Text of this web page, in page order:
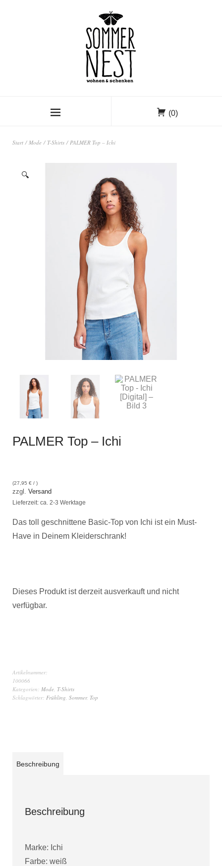
(0)
Start / Mode / T-Shirts / PALMER Top – Ichi
🔍
PALMER Top – Ichi
(27,95 € / )
zzgl. Versand
Lieferzeit: ca. 2-3 Werktage
Das toll geschnittene Basic-Top von Ichi ist ein Must-
Have in Deinem Kleiderschrank!
Dieses Produkt ist derzeit ausverkauft und nicht
verfügbar.
Artikelnummer:
100066
Kategorien: Mode T-Shirts
Schlagwörter: Frühling Sommer, Top
Beschreibung
Beschreibung
Marke: Ichi
Farbe: weiß